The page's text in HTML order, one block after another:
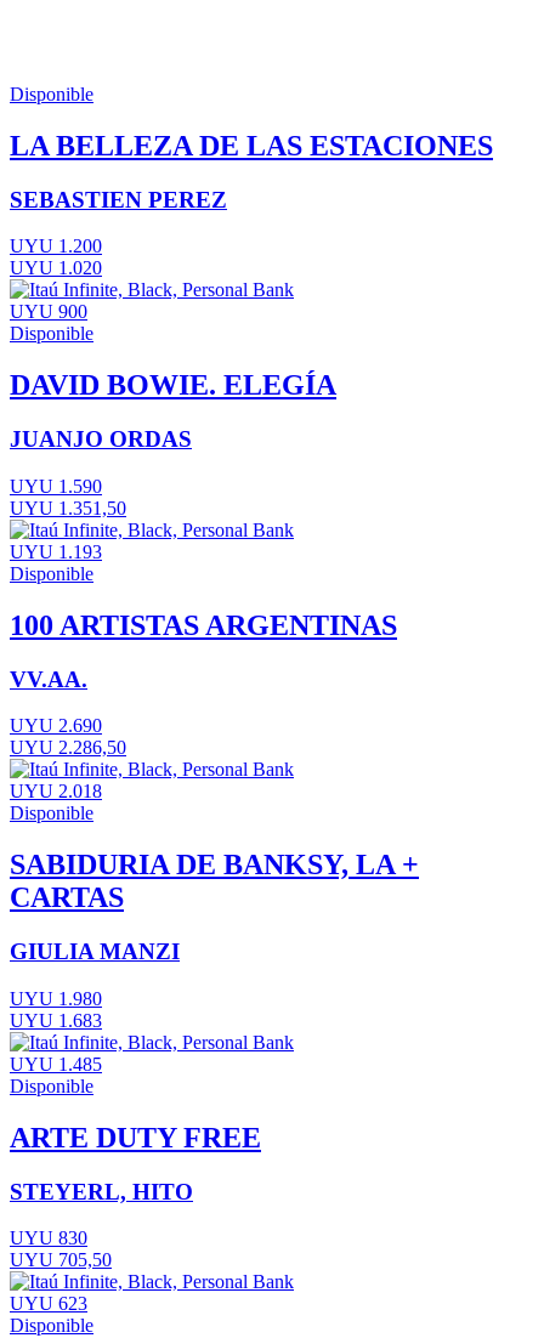
Disponible
LA BELLEZA DE LAS ESTACIONES
SEBASTIEN PEREZ
UYU 1.200
UYU 1.020
UYU 900
Disponible
DAVID BOWIE. ELEGÍA
JUANJO ORDAS
UYU 1.590
UYU 1.351,50
UYU 1.193
Disponible
100 ARTISTAS ARGENTINAS
VV.AA.
UYU 2.690
UYU 2.286,50
UYU 2.018
Disponible
SABIDURIA DE BANKSY, LA +
CARTAS
GIULIA MANZI
UYU 1.980
UYU 1.683
UYU 1.485
Disponible
ARTE DUTY FREE
STEYERL, HITO
UYU 830
UYU 705,50
UYU 623
Disponible